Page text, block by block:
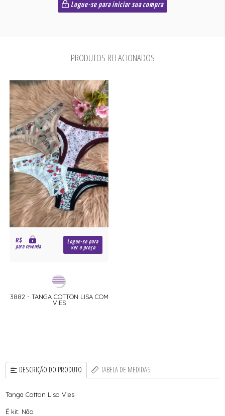
Logue-se para iniciar sua compra
PRODUTOS RELACIONADOS
R$
para revenda
Logue-se para
ver o preço
3882 - TANGA COTTON LISA COM
VIES
DESCRIÇÃO DO PRODUTO TABELA DE MEDIDAS
Tanga Cotton Liso Vies
É kit: Não